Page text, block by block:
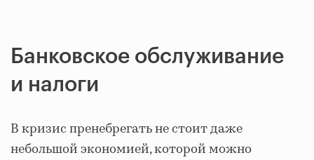
Банковское обслуживание
и налоги
В кризис пренебрегать не стоит даже
небольшой экономией, которой можно